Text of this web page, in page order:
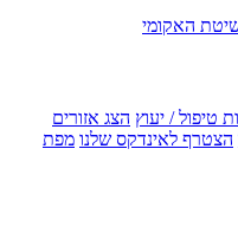
האקומי
טיפול / יעוץ הצג אזורים
הצטרף לאינדקס שלנו מפת